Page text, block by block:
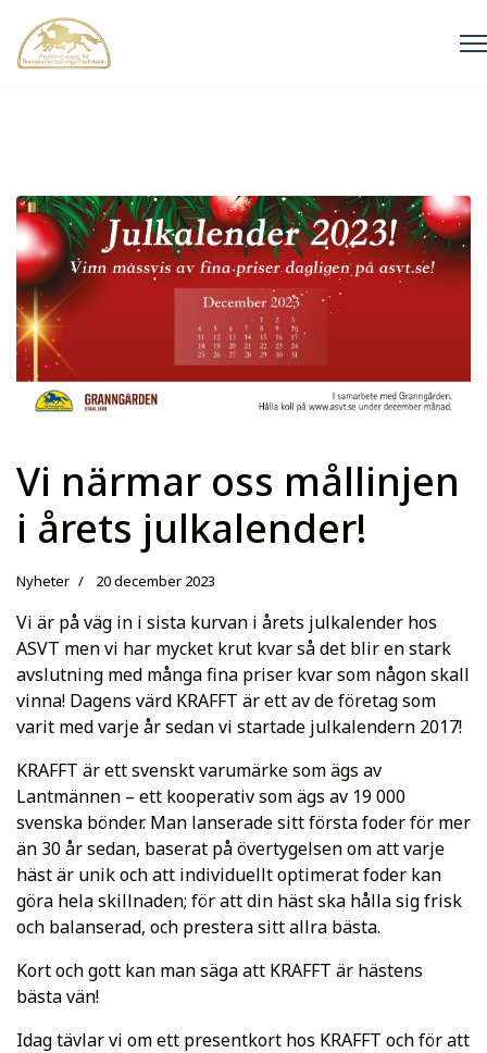
Vi närmar oss mållinjen
i årets julkalender!
Nyheter 20 december 2023
Vi är på väg in i sista kurvan i årets julkalender hos
ASVT men vi har mycket krut kvar så det blir en stark
avslutning med många fina priser kvar som någon skall
vinna! Dagens värd KRAFFT är ett av de företag som
varit med varje år sedan vi startade julkalendern 2017!
KRAFFT är ett svenskt varumärke som ägs av
Lantmännen – ett kooperativ som ägs av 19 000
svenska bönder. Man lanserade sitt första foder för mer
än 30 år sedan, baserat på övertygelsen om att varje
häst är unik och att individuellt optimerat foder kan
göra hela skillnaden; för att din häst ska hålla sig frisk
och balanserad, och prestera sitt allra bästa.
Kort och gott kan man säga att KRAFFT är hästens
bästa vän!
Idag tävlar vi om ett presentkort hos KRAFFT och för att